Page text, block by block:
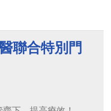
聯合特別門